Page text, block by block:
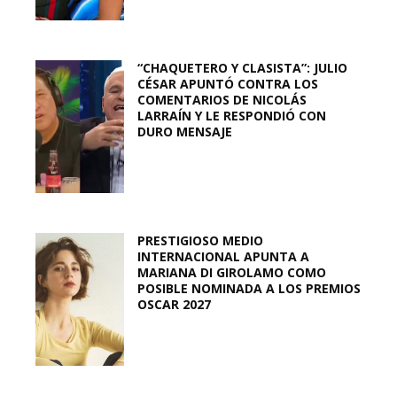
“CHAQUETERO Y CLASISTA”: JULIO
CÉSAR APUNTÓ CONTRA LOS
COMENTARIOS DE NICOLÁS
LARRAÍN Y LE RESPONDIÓ CON
DURO MENSAJE
PRESTIGIOSO MEDIO
INTERNACIONAL APUNTA A
MARIANA DI GIROLAMO COMO
POSIBLE NOMINADA A LOS PREMIOS
OSCAR 2027